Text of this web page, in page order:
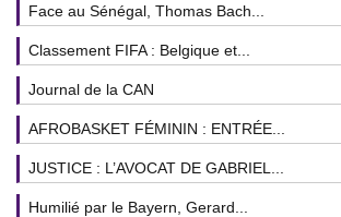
Face au Sénégal, Thomas Bach...
Classement FIFA : Belgique et...
Journal de la CAN
AFROBASKET FÉMININ : ENTRÉE...
JUSTICE : L’AVOCAT DE GABRIEL...
Humilié par le Bayern, Gerard...